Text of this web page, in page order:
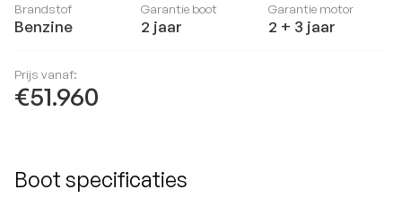
Brandstof
Benzine
Garantie boot
2 jaar
Garantie motor
2 + 3 jaar
Prijs vanaf:
€51.960
Boot specificaties